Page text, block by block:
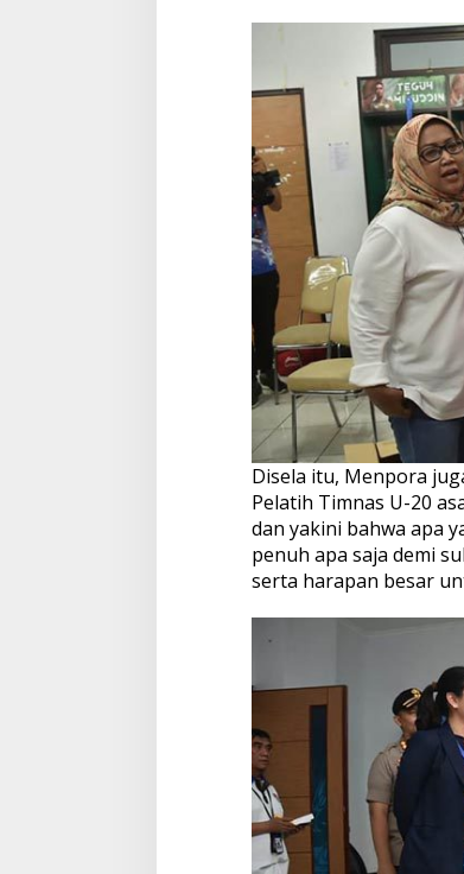
Disela itu, Menpora
Pelatih Timnas U-20
dan yakini bahwa apa
penuh apa saja demi
serta harapan besar